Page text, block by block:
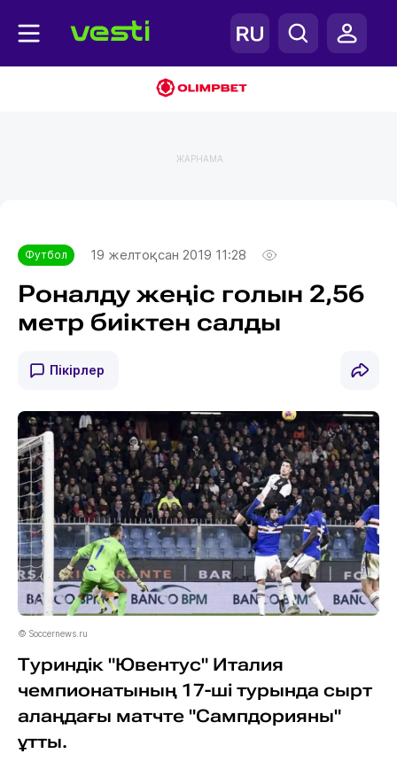
ЖАРНАМА
Футбол 19 желтоқсан 2019 11:28
Роналду жеңіс голын 2,56
метр биіктен салды
Пікірлер
© Soccernews.ru
Туриндік "Ювентус" Италия
чемпионатының 17-ші турында сырт
алаңдағы матчте "Сампдорияны"
ұтты.